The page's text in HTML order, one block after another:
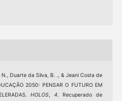
Duarte da Silva, B. ., & Jeani Costa de
2050: PENSAR O FUTURO EM
HOLOS, 4. Recuperado de